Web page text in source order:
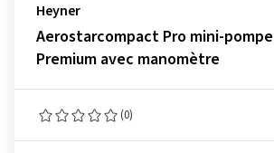
Heyner
Aerostarcompact Pro mini-
Premium avec manomètre
(0)